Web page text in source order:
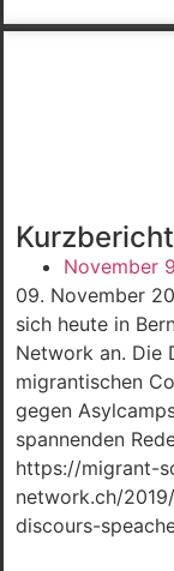
November
09. November
sich heute in
Network an. Die
migrantischen
gegen
spannenden
https://migrant-
network.ch/
discours-